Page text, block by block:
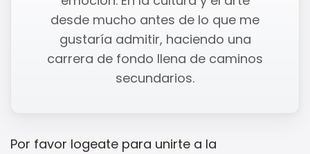
desde mucho antes de lo que me
gustaría admitir, haciendo una
carrera de fondo llena de caminos
secundarios.
Por favor logeate para unirte a la